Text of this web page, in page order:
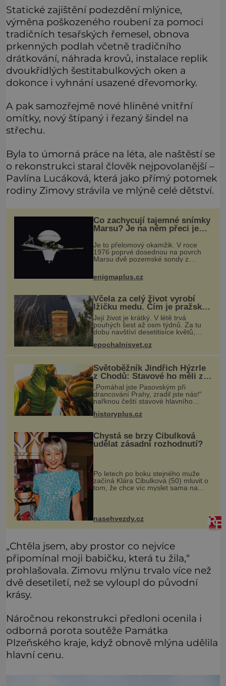
Statické zajištění podezdění mlýnice,
výměna poškozeného roubení za pomoci
tradičních tesařských řemesel, obnova
prkenných podlah včetně tradičního
drátkování, náhrada krovů, instalace replik
dvoukřídlých šestitabulkových oken a
dokonce i vyhnání usazené dřevomorky.
A pak samozřejmě nové hliněné vnitřní
omítky, nový štípaný i řezaný šindel na
střechu.
Byla to úmorná práce na léta, ale naštěstí se
o rekonstrukci staral člověk nejpovolanější –
Pavlína Lucáková, která jako přímý potomek
rodiny Zimovy strávila ve mlýně celé dětství.
Co zachycují tajemné snímky
Marsu? Je na něm přeci jen
Je to přelomový okamžik. V roce
1976 poprvé dosednou na povrch
Marsu dvě pozemské sondy z
Viking, které jsou schopny pořídit
fotografie záhadami opředené rudé
enigmaplus.cz
Včela za celý život vyrobí
lžičku medu. Čím je pražský
med ze střech tak ceněný?
Její život je krátký. V létě trvá
pouhých šest až osm týdnů. Za tu
dobu navštíví desetitisíce květů,
přibližně devět gramů medu –
zhruba jednu čajovou lžičku. Sama o
epochalnisvet.cz
Světoběžník Jindřich Hýzrle
z Chodů: Stavové ho měli za
zrádce
„Pomáhal jste Pasovským při
drancování Prahy, zradil jste nás!“
nařknou čeští stavové hlavního
Jindřich se však zastrašit nenechá.
historyplus.cz
Chystá se brzy Cibulková
udělat zásadní rozhodnutí?
Po letech po boku stejného muže
začíná Klára Cibulková (50) mluvit o
tom, že chce víc myslet sama na
nasehvezdy.cz
„Chtěla jsem, aby prostor co nejvíce
připomínal moji babičku, která tu žila,“
prohlašovala. Zimovu mlýnu trvalo více než
dvě desetiletí, než se vyloupl do původní
krásy.
Náročnou rekonstrukci předloni ocenila i
odborná porota soutěže Památka
Plzeňského kraje, když obnově mlýna udělila
hlavní cenu.